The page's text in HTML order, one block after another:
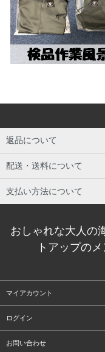
返品について
配送・送料について
支払い方法について
おしゃれな大人の
トアップの
マイアカウント
ログイン
お問い合わせ